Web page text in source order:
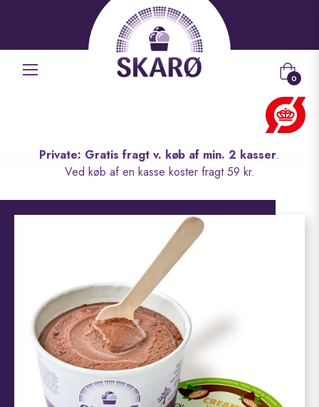
0
Private: Gratis fragt v. køb af min. 2 kasser.
Ved køb af en kasse koster fragt 59 kr.